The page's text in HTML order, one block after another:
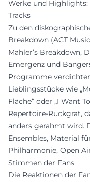
Werke und
Tracks
Zu den
Breakdown (ACT
Mahler’s Breakdown,
Emergenz und
Programme
Lieblingsstücke wie
Fläche“ oder „I Want
Repertoire-Rückgrat,
anders gerahmt wird.
Ensembles, Material
Philharmonie, Open
Stimmen der Fans
Die Reaktionen der